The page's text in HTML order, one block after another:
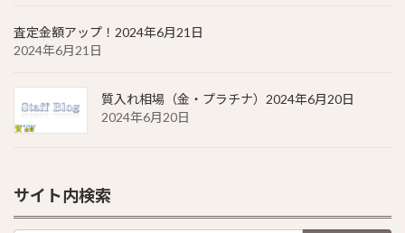
査定金額アップ！2024年6月21日
2024年6月21日
質入れ相場（金・プラチナ）2024年6月20日
2024年6月20日
サイト内検索